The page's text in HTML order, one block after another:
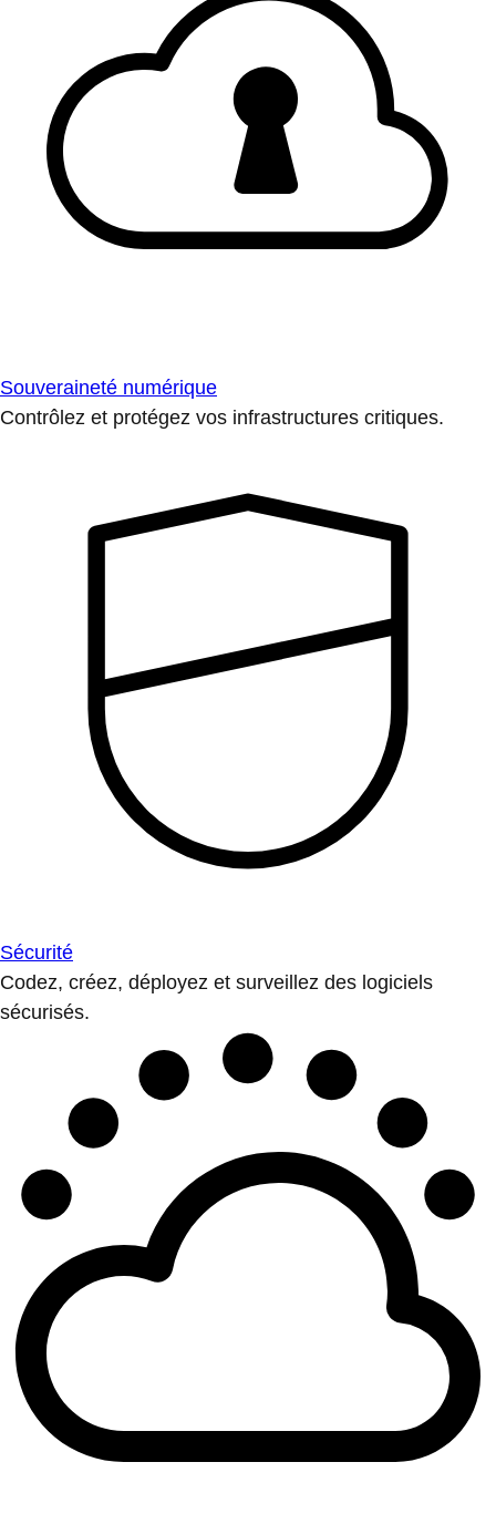
Souveraineté numérique
Contrôlez et protégez vos infrastructures critiques.
Sécurité
Codez, créez, déployez et surveillez des logiciels
sécurisés.